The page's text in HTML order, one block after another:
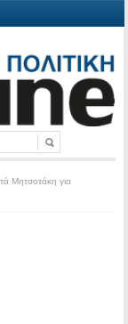
Μητσοτάκη για